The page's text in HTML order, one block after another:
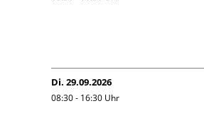
Di. 29.09.2026
08:30 - 16:30 Uhr